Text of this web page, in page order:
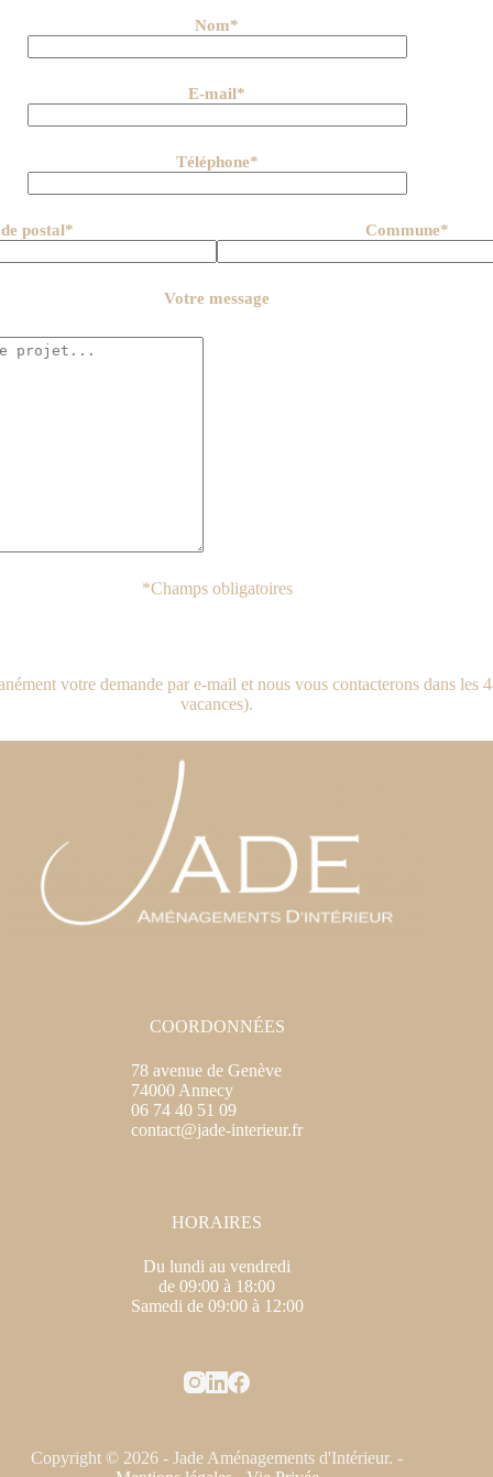
Nom*
E-mail*
Téléphone*
postal* Commune*
Votre message
*Champs obligatoires
votre demande par e-mail et nous vous contacterons dans les
vacances).
COORDONNÉES
78 avenue de Genève
74000 Annecy
06 74 40 51 09
contact@jade-interieur.fr
HORAIRES
Du lundi au vendredi
de 09:00 à 18:00
Samedi de 09:00 à 12:00
Copyright © 2026 - Jade Aménagements d'Intérieur. -